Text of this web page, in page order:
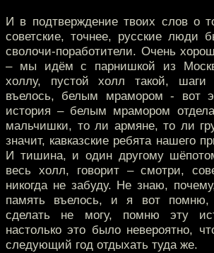
И в подтверждение твоих слов о
советские, точнее, русские люди
сволочи-поработители. Очень
– мы идём с парнишкой из
холлу, пустой холл такой,
въелось, белым мрамором - вот
история – белым мрамором
мальчишки, то ли армяне, то ли
значит, кавказские ребята нашего
И тишина, и один другому
весь холл, говорит – смотри,
никогда не забуду. Не знаю,
память въелось, и я вот помню,
сделать не могу, помню эту
настолько это было невероятно,
следующий год отдыхать туда же.